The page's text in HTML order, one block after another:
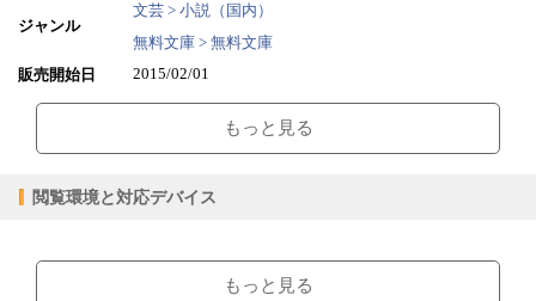
ジャンル
文芸 > 小説（国内）
無料文庫 > 無料文庫
販売開始日
2015/02/01
ファイルサイズ 0.99MB
もっと見る
閲覧環境と対応デバイス
ブラウザビューア・PC版ConTenDoビューア・モバイルビューア
もっと見る